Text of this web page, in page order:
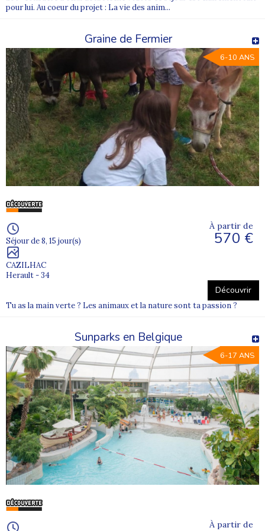
Les repas sont préparés sur place ou par des prestataires, avec
prise en compte des allergies et régimes spécifiques.
3. Peut-on contacter les enfants pendant le séjour ?
Oui, des points de contact sont organisés avec les familles tout au
long de la colonie.
pour lui. Au coeur du projet : La vie des anim...
Graine de Fermier
6-10 ANS
Séjour de 8, 15 jour(s)
CAZILHAC
Herault - 34
À partir de
570 €
Découvrir
Tu as la main verte ? Les animaux et la nature sont ta passion ?
Sunparks en Belgique
6-17 ANS
À partir de